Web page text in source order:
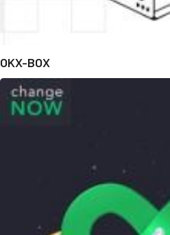
OKX-BOX